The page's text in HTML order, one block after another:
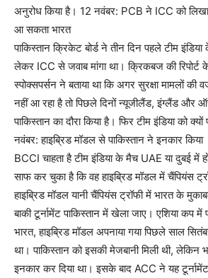
अनुरोध किया है। 12 नवंबर: PCB ने ICC को लिखा
आ सकता भारत
पाकिस्तान क्रिकेट बोर्ड ने तीन दिन पहले टीम
लेकर ICC से जवाब मांगा था। क्रिकबज की रिपोर्ट
स्पोक्सपर्सन ने बताया था कि अगर सुरक्षा मामलों की
नहीं आ रहा है तो पिछले दिनों न्यूजीलैंड, इंग्लैंड और
पाकिस्तान का दौरा किया है। फिर टीम इंडिया को
नवंबर: हाइब्रिड मॉडल से पाकिस्तान ने इनकार किया
BCCI चाहता है टीम इंडिया के मैच UAE या दुबई में
साफ कर चुका है कि वह हाइब्रिड मॉडल में चैंपियंस
हाइब्रिड मॉडल यानी चैंपियंस ट्रॉफी में भारत के
बाकी टूर्नामेंट पाकिस्तान में खेला जाए। एशिया कप में
भारत, हाइब्रिड मॉडल अपनाया गया पिछले साल
था। पाकिस्तान को इसकी मेजबानी मिली थी, लेकिन
इनकार कर दिया था। इसके बाद ACC ने यह